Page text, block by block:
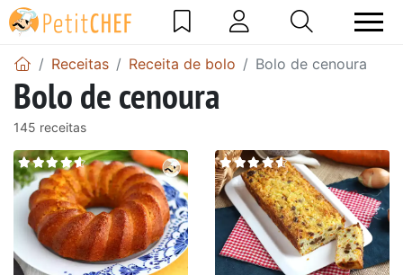
Receitas Receita de bolo Bolo de cenoura
Bolo de cenoura
145 receitas